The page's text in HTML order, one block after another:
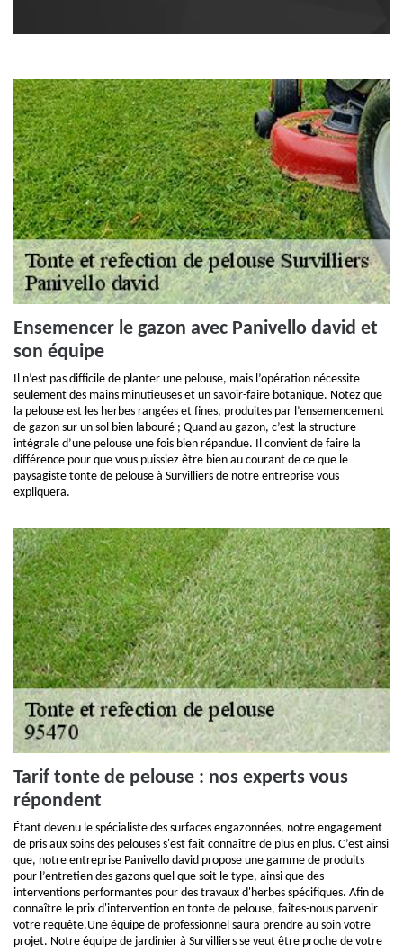
Ensemencer le gazon avec Panivello david et
son équipe
Il n’est pas difficile de planter une pelouse, mais l’opération nécessite
seulement des mains minutieuses et un savoir-faire botanique. Notez que
la pelouse est les herbes rangées et fines, produites par l’ensemencement
de gazon sur un sol bien labouré ; Quand au gazon, c’est la structure
intégrale d’une pelouse une fois bien répandue. Il convient de faire la
différence pour que vous puissiez être bien au courant de ce que le
paysagiste tonte de pelouse à Survilliers de notre entreprise vous
expliquera.
Tarif tonte de pelouse : nos experts vous
répondent
Étant devenu le spécialiste des surfaces engazonnées, notre engagement
de pris aux soins des pelouses s'est fait connaître de plus en plus. C’est ainsi
que, notre entreprise Panivello david propose une gamme de produits
pour l’entretien des gazons quel que soit le type, ainsi que des
interventions performantes pour des travaux d'herbes spécifiques. Afin de
connaître le prix d'intervention en tonte de pelouse, faites-nous parvenir
votre requête.Une équipe de professionnel saura prendre au soin votre
projet. Notre équipe de jardinier à Survilliers se veut être proche de votre